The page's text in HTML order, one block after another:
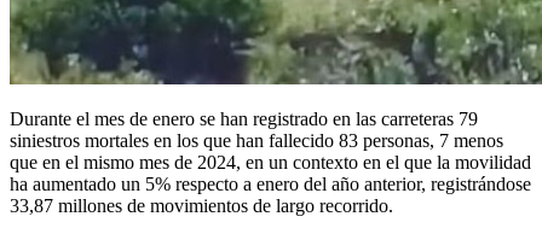
Durante el mes de enero se han registrado en las carreteras 79
siniestros mortales en los que han fallecido 83 personas, 7 menos
que en el mismo mes de 2024, en un contexto en el que la movilidad
ha aumentado un 5% respecto a enero del año anterior, registrándose
33,87 millones de movimientos de largo recorrido.